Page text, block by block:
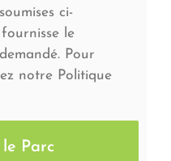
ci-
fournisse le
Pour
notre Politique